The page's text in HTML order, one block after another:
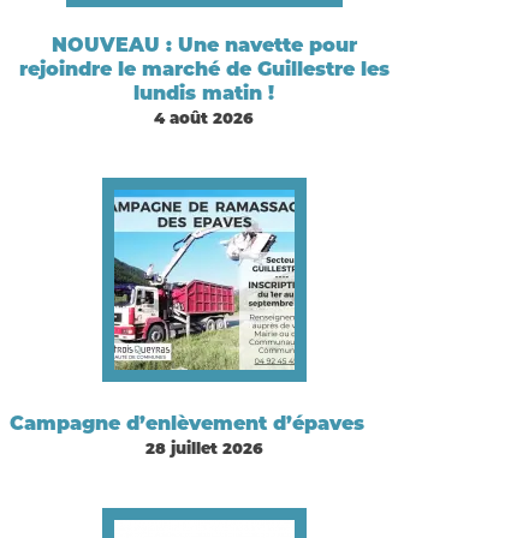
NOUVEAU : Une navette pour
rejoindre le marché de Guillestre les
lundis matin !
4 août 2026
Campagne d’enlèvement d’épaves
28 juillet 2026